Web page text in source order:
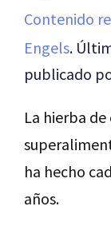
Contenido
Engels.
publicado
La hierba
ha hecho
años.